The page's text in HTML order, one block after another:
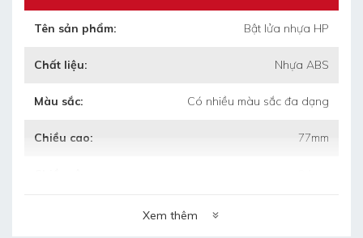
• Bảo quản: lưu kho nơi khô ráo, thoáng
Tên sản phẩm: Bật lửa nhựa HP
Chất liệu: Nhựa ABS
Màu sắc: Có nhiều màu sắc đa dạng
Chiều cao: 77mm
Xem thêm